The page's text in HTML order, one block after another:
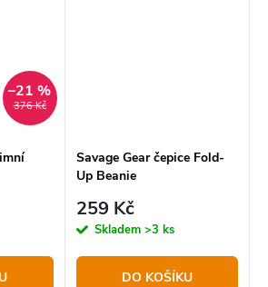
376 Kč
–21 %
Savage Gear čepice Fold-
Up Beanie
259 Kč
Skladem >3 ks
DO KOŠÍKU